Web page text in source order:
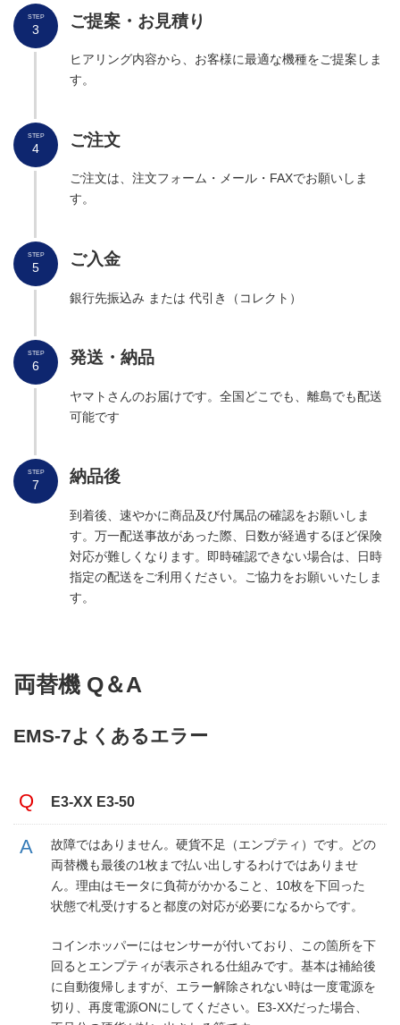
ご提案・お見積り
ヒアリング内容から、お客様に最適な機種をご提案しま
す。
STEP
3
ご注文
ご注文は、注文フォーム・メール・FAXでお願いしま
す。
STEP
4
ご入金
銀行先振込み または 代引き（コレクト）
STEP
5
発送 ・納品
ヤマトさんのお届けです。全国どこでも、離島でも配送
可能です
STEP
6
納品後
到着後、速やかに商品及び付属品の確認をお願いしま
す。万一配送事故があった際、日数が経過するほど保険
対応が難しくなります。即時確認できない場合は、日時
指定の配送をご利用ください。ご協力をお願いいたしま
す。
STEP
7
両替機 Q＆A
EMS-7よくあるエラー
E3-XX E3-50
故障ではありません。硬貨不足（エンプティ）です。どの
両替機も最後の1枚まで払い出しするわけではありませ
ん。理由はモータに負荷がかかること、10枚を下回った
状態で札受けすると都度の対応が必要になるからです。
コインホッパーにはセンサーが付いており、この箇所を下
回るとエンプティが表示される仕組みです。基本は補給後
に自動復帰しますが、エラー解除されない時は一度電源を
切り、再度電源ONにしてください。E3-XXだった場合、